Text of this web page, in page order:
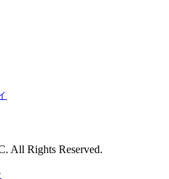
All Rights Reserved.